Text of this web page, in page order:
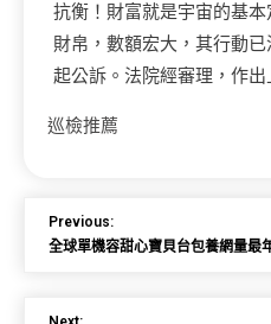
抗衡！財富就是宇宙的基
財帛，數額宏大，其行動
起公訴。法院經審理，作出
巡檢推薦
Previous:
全球單機容甜心寶貝台包養網量最